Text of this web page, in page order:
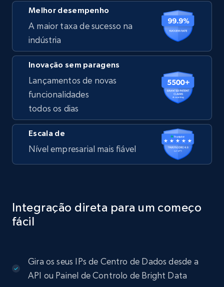
Melhor desempenho
A maior taxa de sucesso na
indústria
Inovação sem paragens
Lançamentos de novas
funcionalidades
todos os dias
Escala de
Nível empresarial mais fiável
Integração direta para um começo
fácil
Gira os seus IPs de Centro de Dados desde a
API ou Painel de Controlo de Bright Data